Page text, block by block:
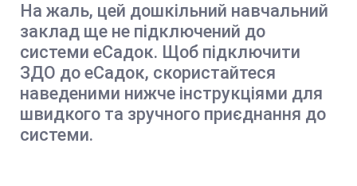
На жаль, цей дошкільний навчальний
заклад ще не підключений до
системи еСадок. Щоб підключити
ЗДО до еСадок, скористайтеся
наведеними нижче інструкціями для
швидкого та зручного приєднання до
системи.